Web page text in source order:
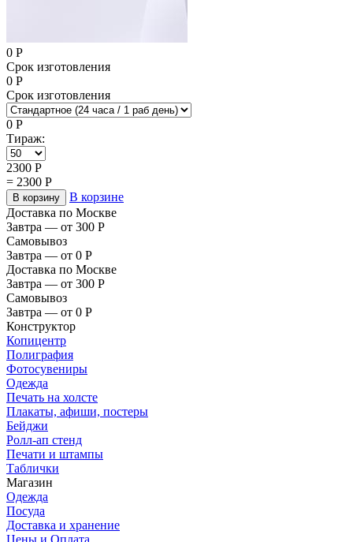
0 Р
Срок изготовления
0 Р
Срок изготовления
0 Р
Тираж:
2300 Р
= 2300 Р
В корзину
В корзине
Доставка по Москве
Завтра — от 300 Р
Самовывоз
Завтра — от 0 Р
Доставка по Москве
Завтра — от 300 Р
Самовывоз
Завтра — от 0 Р
Конструктор
Копицентр
Полиграфия
Фотосувениры
Одежда
Печать на холсте
Плакаты, афиши, постеры
Бейджи
Ролл-ап стенд
Печати и штампы
Таблички
Магазин
Одежда
Посуда
Доставка и хранение
Цены и Оплата